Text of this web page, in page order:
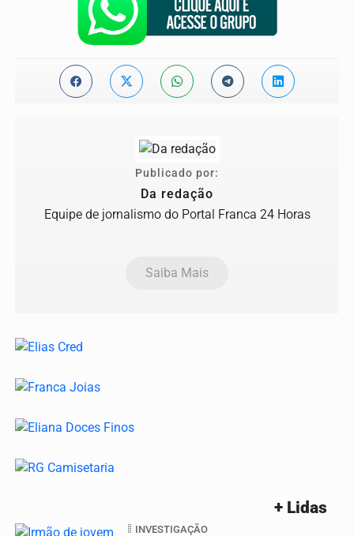
Publicado por:
Da redação
Equipe de jornalismo do Portal Franca 24 Horas
Saiba Mais
+ Lidas
INVESTIGAÇÃO